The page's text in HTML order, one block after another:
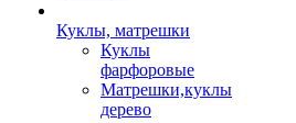
Куклы, матрешки
Куклы
фарфоровые
Матрешки,куклы
дерево